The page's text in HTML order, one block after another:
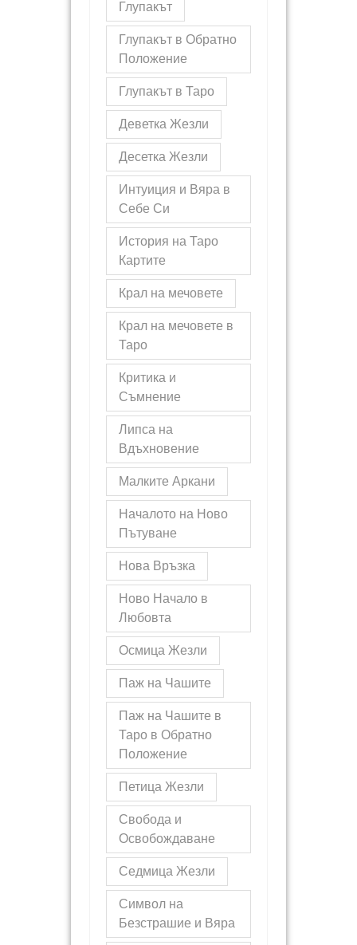
Глупакът
Глупакът в Обратно
Положение
Глупакът в Таро
Деветка Жезли
Десетка Жезли
Интуиция и Вяра в
Себе Си
История на Таро
Картите
Крал на мечовете
Крал на мечовете в
Таро
Критика и
Съмнение
Липса на
Вдъхновение
Малките Аркани
Началото на Ново
Пътуване
Нова Връзка
Ново Начало в
Любовта
Осмица Жезли
Паж на Чашите
Паж на Чашите в
Таро в Обратно
Положение
Петица Жезли
Свобода и
Освобождаване
Седмица Жезли
Символ на
Безстрашие и Вяра